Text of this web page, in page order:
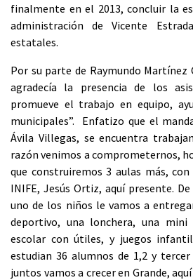
finalmente en el 2013, concluir la
administración de Vicente
estatales.
Por su parte de Raymundo Martínez
agradecía la presencia de los
promueve el trabajo en equipo,
municipales”. Enfatizo que el
Ávila Villegas, se encuentra
razón venimos a comprometernos,
que construiremos 3 aulas más,
INIFE, Jesús Ortiz, aquí presente.
uno de los niños le vamos a
deportivo, una lonchera, una
escolar con útiles, y juegos
estudian 36 alumnos de 1,2 y
juntos vamos a crecer en Grande,